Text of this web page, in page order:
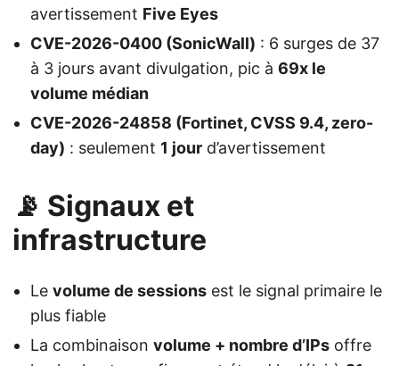
avertissement Five Eyes
CVE-2026-0400 (SonicWall) : 6 surges de 37
à 3 jours avant divulgation, pic à 69x le
volume médian
CVE-2026-24858 (Fortinet, CVSS 9.4, zero-
day) : seulement 1 jour d’avertissement
📡 Signaux et
infrastructure
Le volume de sessions est le signal primaire le
plus fiable
La combinaison volume + nombre d’IPs offre